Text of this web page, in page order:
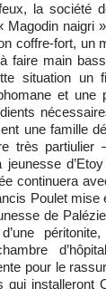
la société
Magodin naigri
coffre-fort, un
faire main
situation un
et une
une famille
très partiulier
continuera
Poulet mise
de
pour le
qui installeront